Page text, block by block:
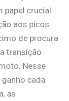
papel crucial
aos picos
de procura
transição
Nesse
cada
as